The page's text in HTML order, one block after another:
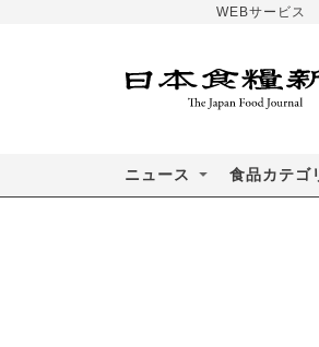
WEBサービス
ニュース 食品カテゴ